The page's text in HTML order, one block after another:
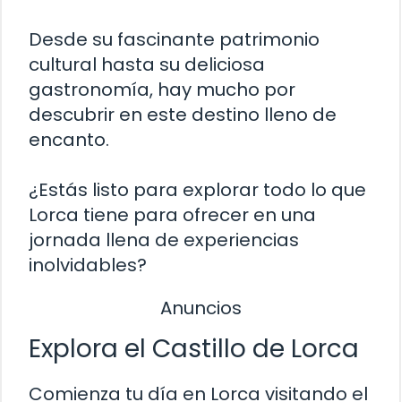
Desde su fascinante patrimonio
cultural hasta su deliciosa
gastronomía, hay mucho por
descubrir en este destino lleno de
encanto.
¿Estás listo para explorar todo lo que
Lorca tiene para ofrecer en una
jornada llena de experiencias
inolvidables?
Anuncios
Explora el Castillo de Lorca
Comienza tu día en Lorca visitando el